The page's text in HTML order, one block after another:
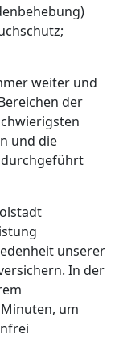
weiter und
der
und die
unserer
In der
um